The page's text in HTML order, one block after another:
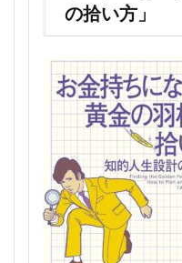
の拾い方」